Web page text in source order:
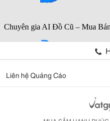
Liên hệ Quảng Cáo